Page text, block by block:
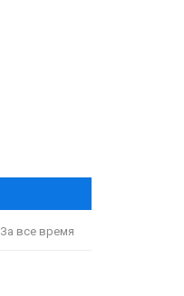
За все время